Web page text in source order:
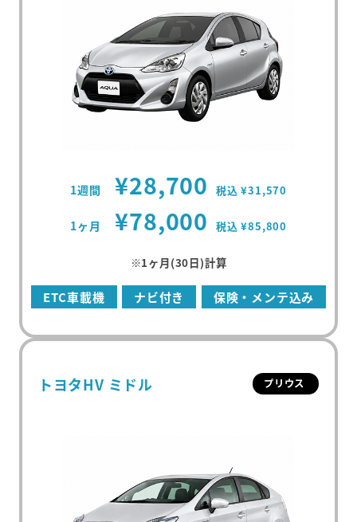
1週間 ¥28,700 税込 ¥31,570
1ヶ月 ¥78,000 税込 ¥85,800
※1ヶ月(30日)計算
ETC車載機 ナビ付き 保険・メンテ込み
トヨタHV ミドル プリウス